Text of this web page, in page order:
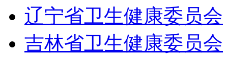
辽宁省卫生健康委员会
吉林省卫生健康委员会